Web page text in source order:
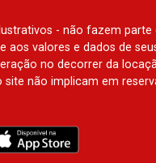
- não fazem
valores e dados de
no decorrer da
não implicam em